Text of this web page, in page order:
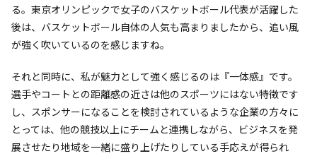
る。東京オリンピックで女子のバスケットボール代表が活躍した
後は、バスケットボール自体の人気も高まりましたから、追い風
が強く吹いているのを感じますね。
それと同時に、私が魅力として強く感じるのは『一体感』です。
選手やコートとの距離感の近さは他のスポーツにはない特徴です
し、スポンサーになることを検討されているような企業の方々に
とっては、他の競技以上にチームと連携しながら、ビジネスを発
展させたり地域を一緒に盛り上げたりしている手応えが得られ